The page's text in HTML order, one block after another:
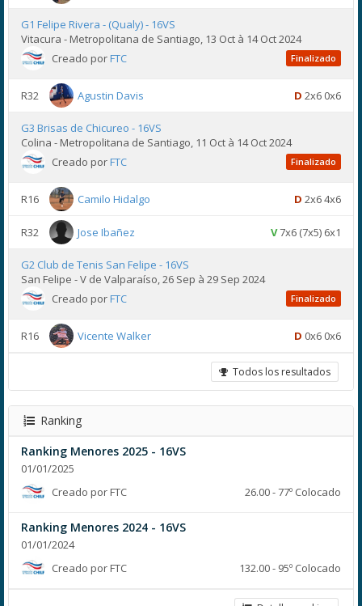
G1 Felipe Rivera - (Qualy) - 16VS
Vitacura - Metropolitana de Santiago, 13 Oct à 14 Oct 2024
Creado porFTC Finalizado
R32 Agustin Davis D 2x6 0x6
G3 Brisas de Chicureo - 16VS
Colina - Metropolitana de Santiago, 11 Oct à 14 Oct 2024
Creado porFTC Finalizado
R16 Camilo Hidalgo D 2x6 4x6
R32 Jose Ibañez V7x6 (7x5) 6x1
G2 Club de Tenis San Felipe - 16VS
San Felipe - V de Valparaíso, 26 Sep à 29 Sep 2024
Creado porFTC Finalizado
R16 Vicente Walker D 0x6 0x6
Todos los resultados
Ranking
Ranking Menores 2025 - 16VS
01/01/2025
Creado por FTC
26.00 - 77º Colocado
Ranking Menores 2024 - 16VS
01/01/2024
Creado por FTC
132.00 - 95º Colocado